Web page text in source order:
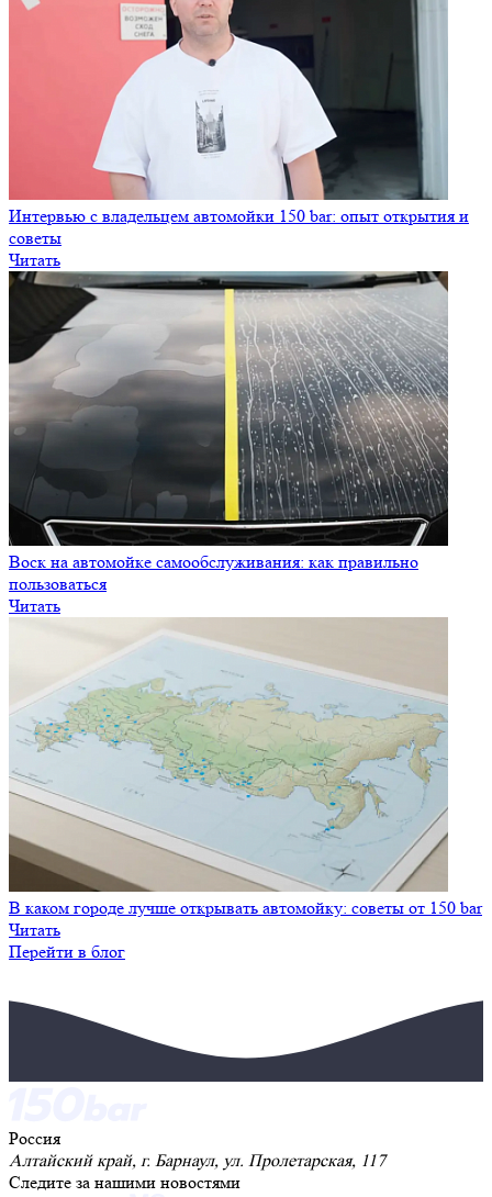
Воск на автомойке самообслуживания: как правильно
пользоваться
В каком городе лучше открывать автомойку: советы от 150 bar
Читать
Перейти в блог
Россия
Алтайский край, г. Барнаул, ул. Пролетарская, 117
Следите за нашими новостями
8 800 600 81 50
info@150bar.ru
Главная
Купить оборудование
Комплектующие
Клиенту автомойки
Адреса автомоек
Переоборудование помещений
Аренда помещений
Вакансии
Личный кабинет
Лицензионное соглашение
Автомойки
Согласие на использование cookie
Договор присоединения